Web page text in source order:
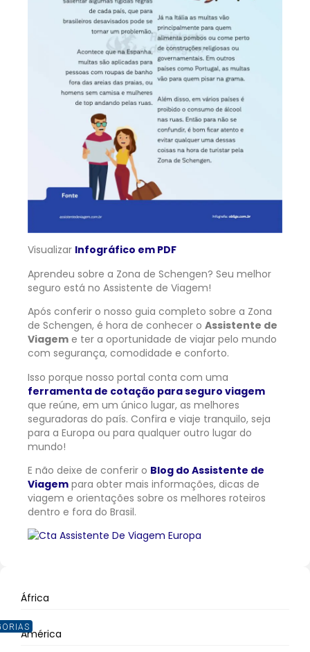
Visualizar Infográfico em PDF
Aprendeu sobre a Zona de Schengen? Seu melhor
seguro está no Assistente de Viagem!
Após conferir o nosso guia completo sobre a Zona
de Schengen, é hora de conhecer o Assistente de
Viagem e ter a oportunidade de viajar pelo mundo
com segurança, comodidade e conforto.
Isso porque nosso portal conta com uma
ferramenta de cotação para seguro viagem
que reúne, em um único lugar, as melhores
seguradoras do país. Confira e viaje tranquilo, seja
para a Europa ou para qualquer outro lugar do
mundo!
E não deixe de conferir o Blog do Assistente de
Viagem para obter mais informações, dicas de
viagem e orientações sobre os melhores roteiros
dentro e fora do Brasil.
África
América